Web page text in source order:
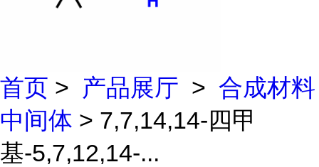
首页 > 产品展厅 > 合成材料
中间体 > 7,7,14,14-四甲
基-5,7,12,14-...